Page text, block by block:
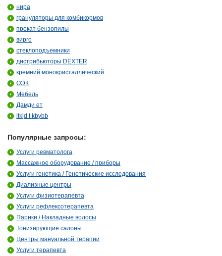
нира
грануляторы для комбикормов
прокат бензопилы
вирго
стеклоподъемники
дистрибьюторы DEXTER
кремний монокристаллический
ОЭК
Мебель
Дамди ет
ltkjd t kbybb
Популярные запросы:
Услуги ревматолога
Массажное оборудование / приборы
Услуги генетика / Генетические исследования
Диализные центры
Услуги физиотерапевта
Услуги рефлексотерапевта
Парики / Накладные волосы
Тонизирующие салоны
Центры мануальной терапии
Услуги терапевта